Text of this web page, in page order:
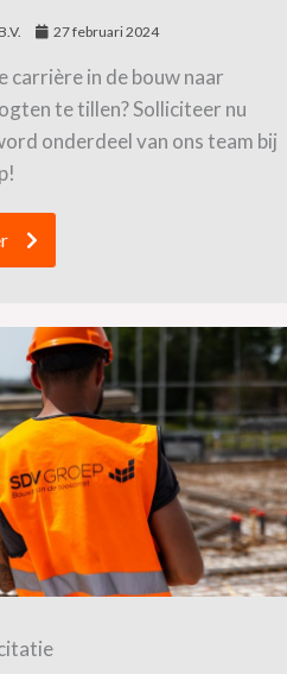
27 februari 2024
carrière in de bouw naar
te tillen? Solliciteer nu
onderdeel van ons team bij